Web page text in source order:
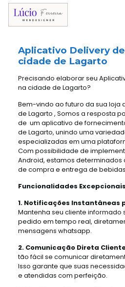
Aplicativo Deliveryde
cidade de Lagarto
Precisando elaborar seu
na cidade de Lagarto?
Bem-vindo ao futuro da sua loja
de Lagarto , Somos a resposta
de um aplicativo de
de Lagarto, unindo uma
especializadas em uma
Com possibilidade de
Android, estamos determinados
de compra e entrega de
Funcionalidades
1. Notificações Instantâneas
Mantenha seu cliente informado
pedido em tempo real,
mensagens whatsapp.
2. Comunicação Direta
tão fácil se comunicar
Isso garante que suas
e atendidas com perfeição.